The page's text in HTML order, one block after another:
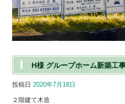
H様 グループホーム新築工
投稿日 2020年7月18日
２階建て木造